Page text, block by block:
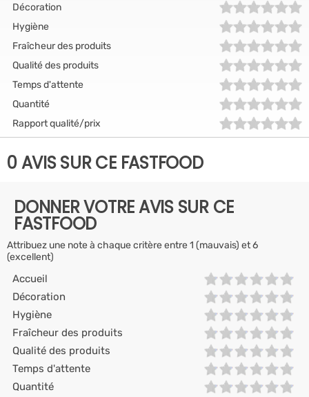
Décoration
Hygiène
Fraîcheur des produits
Qualité des produits
Temps d'attente
Quantité
Rapport qualité/prix
0 AVIS SUR CE FASTFOOD
DONNER VOTRE AVIS SUR CE
FASTFOOD
Attribuez une note à chaque critère entre 1 (mauvais) et 6
(excellent)
Accueil
Décoration
Hygiène
Fraîcheur des produits
Qualité des produits
Temps d'attente
Quantité